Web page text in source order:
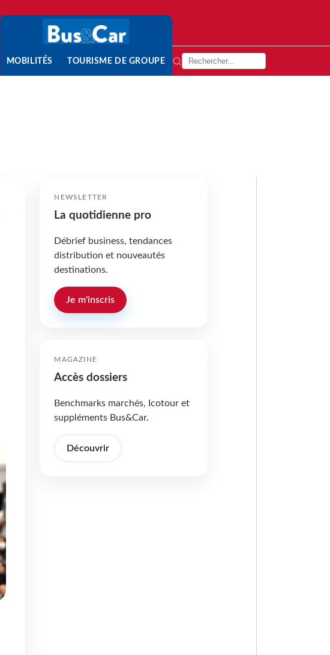
MOBILITÉS TOURISME DE GROUPE
NEWSLETTER
La quotidienne pro
Débrief business, tendances
distribution et nouveautés
destinations.
Je m'inscris
MAGAZINE
Accès dossiers
Benchmarks marchés, Icotour et
suppléments Bus&Car.
Découvrir